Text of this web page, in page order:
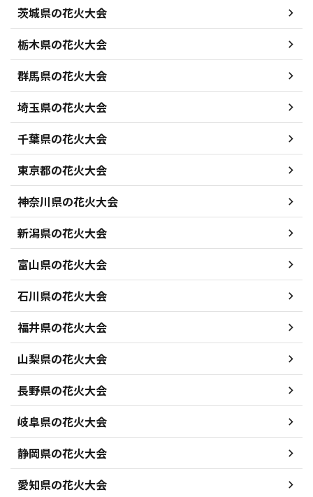
茨城県の花火大会
栃木県の花火大会
群馬県の花火大会
埼玉県の花火大会
千葉県の花火大会
東京都の花火大会
神奈川県の花火大会
新潟県の花火大会
富山県の花火大会
石川県の花火大会
福井県の花火大会
山梨県の花火大会
長野県の花火大会
岐阜県の花火大会
静岡県の花火大会
愛知県の花火大会